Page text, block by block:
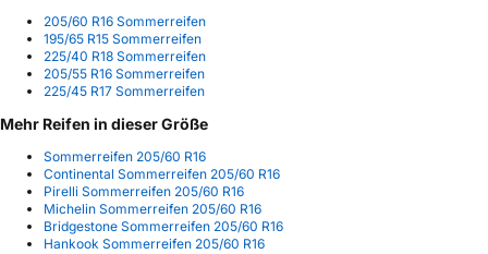
205/60 R16 Sommerreifen
195/65 R15 Sommerreifen
225/40 R18 Sommerreifen
205/55 R16 Sommerreifen
225/45 R17 Sommerreifen
Mehr Reifen in dieser Größe
Sommerreifen 205/60 R16
Continental Sommerreifen 205/60 R16
Pirelli Sommerreifen 205/60 R16
Michelin Sommerreifen 205/60 R16
Bridgestone Sommerreifen 205/60 R16
Hankook Sommerreifen 205/60 R16